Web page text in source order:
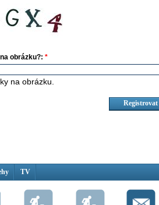
obrázku?: *
na obrázku.
TV